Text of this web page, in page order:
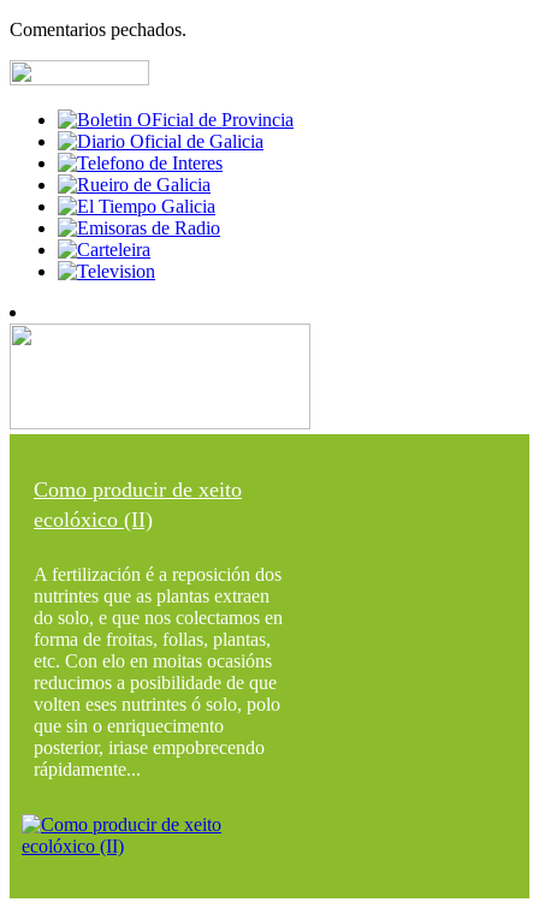
Comentarios pechados.
Como producir de xeito
ecolóxico (II)
A fertilización é a reposición dos
nutrintes que as plantas extraen
do solo, e que nos colectamos en
forma de froitas, follas, plantas,
etc. Con elo en moitas ocasións
reducimos a posibilidade de que
volten eses nutrintes ó solo, polo
que sin o enriquecimento
posterior, iriase empobrecendo
rápidamente...